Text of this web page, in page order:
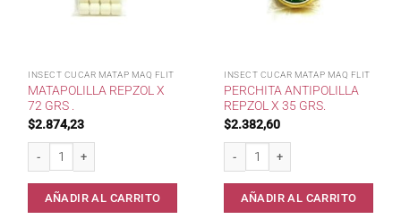
INSECT CUCAR MATAP MAQ FLIT
MATAPOLILLA REPZOL X
72 GRS .
$2.874,23
Matapolilla Repzol x 72 grs . cantidad
AÑADIR AL CARRITO
INSECT CUCAR MATAP MAQ FLIT
PERCHITA ANTIPOLILLA
REPZOL X 35 GRS.
$2.382,60
Perchita Antipolilla Repzol x 35 grs.
AÑADIR AL CARRITO